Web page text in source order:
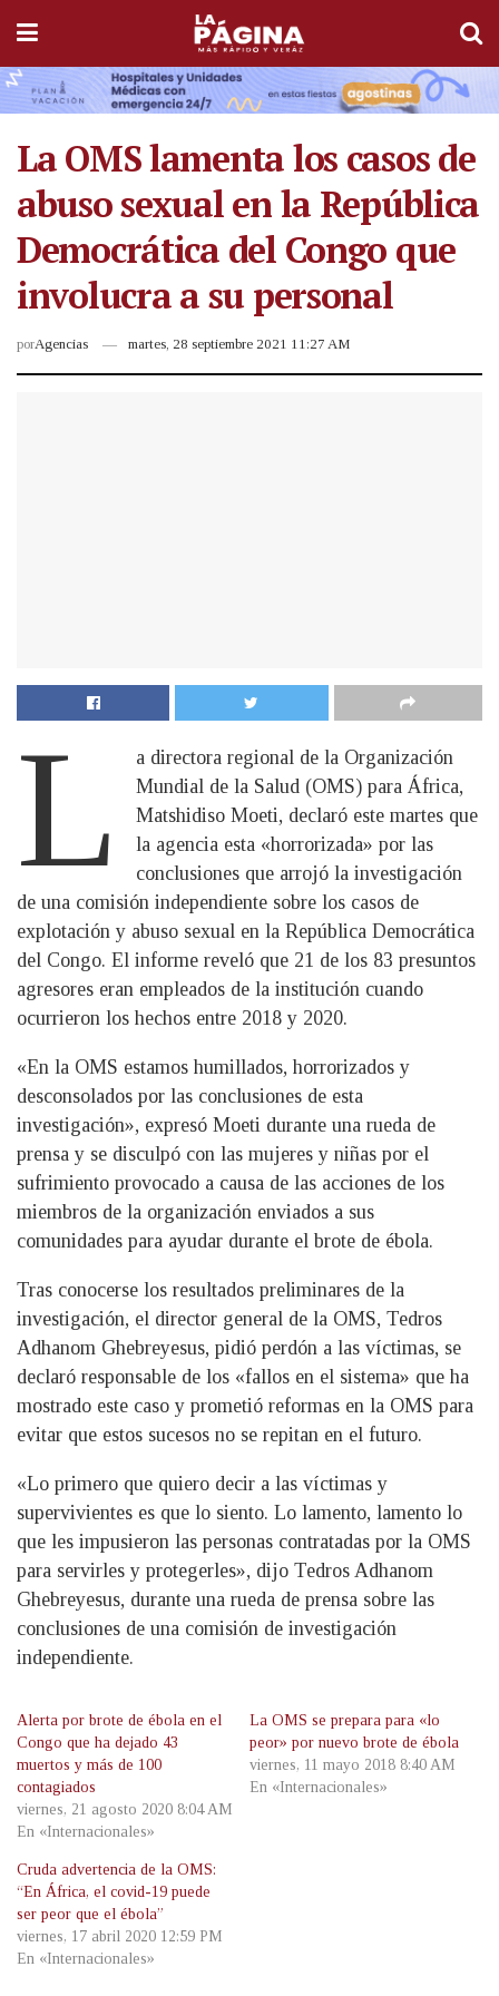
La OMS lamenta los casos de
abuso sexual en la República
Democrática del Congo que
involucra a su personal
porAgencias martes, 28 septiembre 2021 11:27 AM
L
a directora regional de la Organización
Mundial de la Salud (OMS) para África,
Matshidiso Moeti, declaró este martes que
la agencia esta «horrorizada» por las
conclusiones que arrojó la investigación
de una comisión independiente sobre los casos de
explotación y abuso sexual en la República Democrática
del Congo. El informe reveló que 21 de los 83 presuntos
agresores eran empleados de la institución cuando
ocurrieron los hechos entre 2018 y 2020.
«En la OMS estamos humillados, horrorizados y
desconsolados por las conclusiones de esta
investigación», expresó Moeti durante una rueda de
prensa y se disculpó con las mujeres y niñas por el
sufrimiento provocado a causa de las acciones de los
miembros de la organización enviados a sus
comunidades para ayudar durante el brote de ébola.
Tras conocerse los resultados preliminares de la
investigación, el director general de la OMS, Tedros
Adhanom Ghebreyesus, pidió perdón a las víctimas, se
declaró responsable de los «fallos en el sistema» que ha
mostrado este caso y prometió reformas en la OMS para
evitar que estos sucesos no se repitan en el futuro.
«Lo primero que quiero decir a las víctimas y
supervivientes es que lo siento. Lo lamento, lamento lo
que les impusieron las personas contratadas por la OMS
para servirles y protegerles», dijo Tedros Adhanom
Ghebreyesus, durante una rueda de prensa sobre las
conclusiones de una comisión de investigación
independiente.
Alerta por brote de ébola en el
Congo que ha dejado 43
muertos y más de 100
contagiados
viernes, 21 agosto 2020 8:04 AM
En «Internacionales»
La OMS se prepara para «lo
peor» por nuevo brote de ébola
viernes, 11 mayo 2018 8:40 AM
En «Internacionales»
Cruda advertencia de la OMS:
“En África, el covid-19 puede
ser peor que el ébola”
viernes, 17 abril 2020 12:59 PM
En «Internacionales»